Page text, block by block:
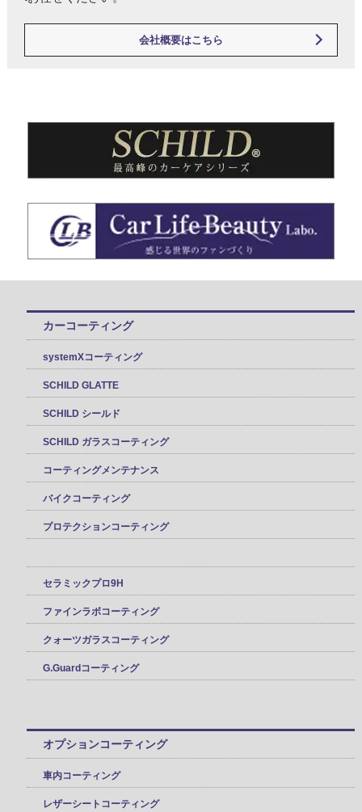
会社概要はこちら
カーコーティング
systemXコーティング
SCHILD GLATTE
SCHILD シールド
SCHILD ガラスコーティング
コーティングメンテナンス
バイクコーティング
プロテクションコーティング
セラミックプロ9H
ファインラボコーティング
クォーツガラスコーティング
G.Guardコーティング
オプションコーティング
車内コーティング
レザーシートコーティング